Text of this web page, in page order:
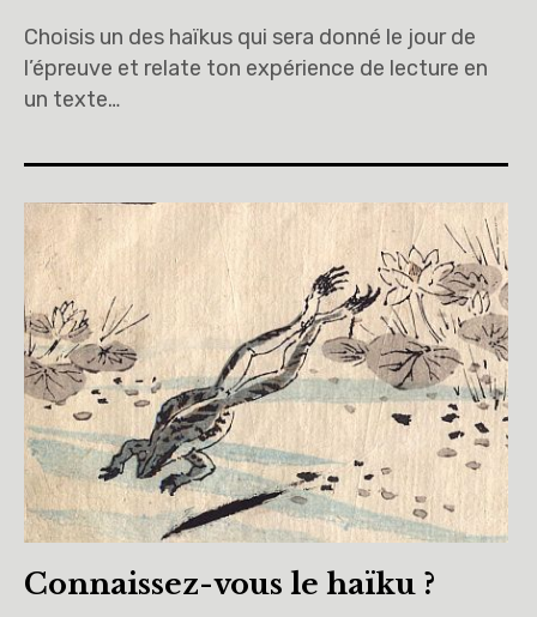
Choisis un des haïkus qui sera donné le jour de
l’épreuve et relate ton expérience de lecture en
un texte…
Connaissez-vous le haïku ?